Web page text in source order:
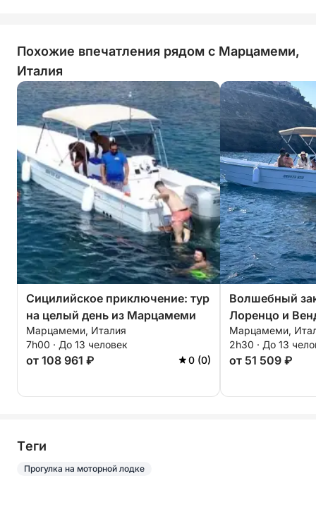
Похожие впечатления рядом с Марцамеми,
Италия
Сицилийское приключение: тур
на целый день из Марцамеми
Марцамеми, Италия
7h00 · До 13 человек
от 108 961 ₽ 0 (0)
Волшебный
Лоренцо и
Марцамеми,
2h30 · До 13
от 51 509 ₽
Tеги
Прогулка на моторной лодке